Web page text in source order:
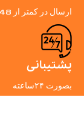
ارسال در کمتر از 48ساعت
پشتیبانی
بصورت ۲۴ساعته